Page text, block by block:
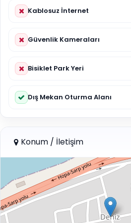
Kablosuz İnternet
Güvenlik Kameraları
Bisiklet Park Yeri
Dış Mekan Oturma Alanı
Konum / İletişim